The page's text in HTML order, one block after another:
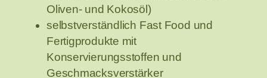
Oliven- und Kokosöl)
selbstverständlich Fast Food und
Fertigprodukte mit
Konservierungsstoffen und
Geschmacksverstärker